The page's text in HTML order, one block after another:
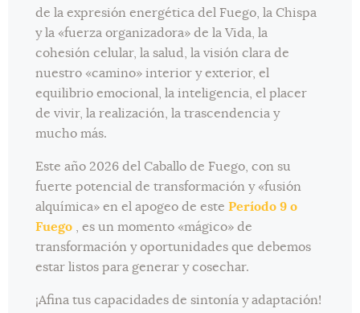
de la expresión energética del Fuego, la Chispa
y la «fuerza organizadora» de la Vida, la
cohesión celular, la salud, la visión clara de
nuestro «camino» interior y exterior, el
equilibrio emocional, la inteligencia, el placer
de vivir, la realización, la trascendencia y
mucho más.
Este año 2026 del Caballo de Fuego, con su
fuerte potencial de transformación y «fusión
alquímica» en el apogeo de estePeríodo 9 o
Fuego , es un momento «mágico» de
transformación y oportunidades que debemos
estar listos para generar y cosechar.
¡Afina tus capacidades de sintonía y adaptación!